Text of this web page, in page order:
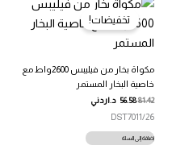
تخفيضات!
مكواة بخار من فيليبس 2600واط مع
خاصية البخار المستمر
81.42
56.58 د.اردني
DST7011/26
إضافة إلى السلة